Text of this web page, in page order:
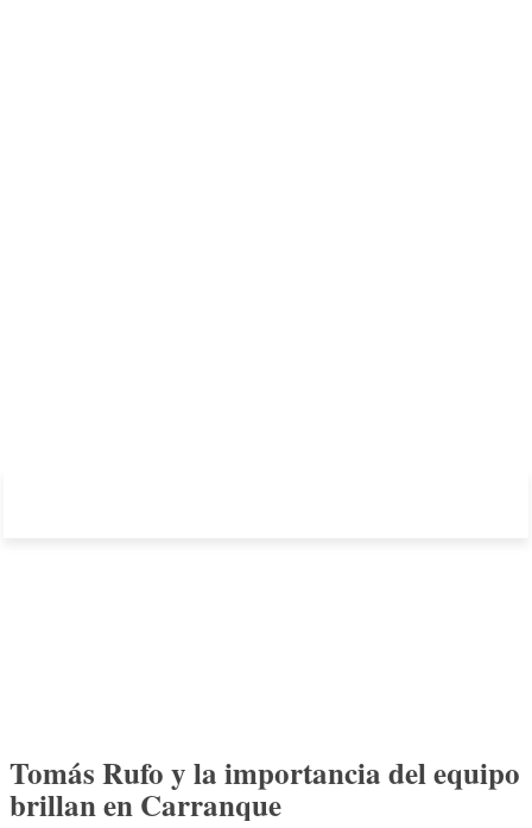
Tomás Rufo y la importancia del equipo
brillan en Carranque